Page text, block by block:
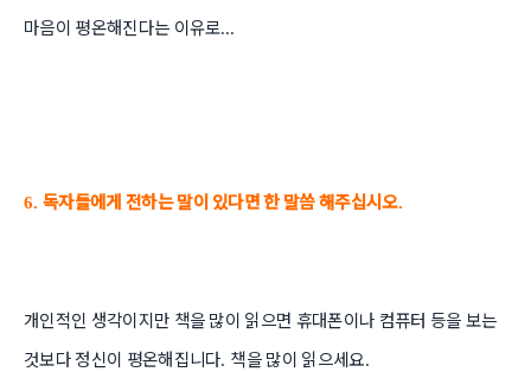
마음이 평온해진다는 이유로...
6. 독자들에게 전하는 말이 있다면 한 말씀 해주십시오.
개인적인 생각이지만 책을 많이 읽으면 휴대폰이나 컴퓨터 등을 보는
것보다 정신이 평온해집니다. 책을 많이 읽으세요.